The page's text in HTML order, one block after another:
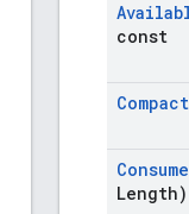
const
Compact
Consume
Length)